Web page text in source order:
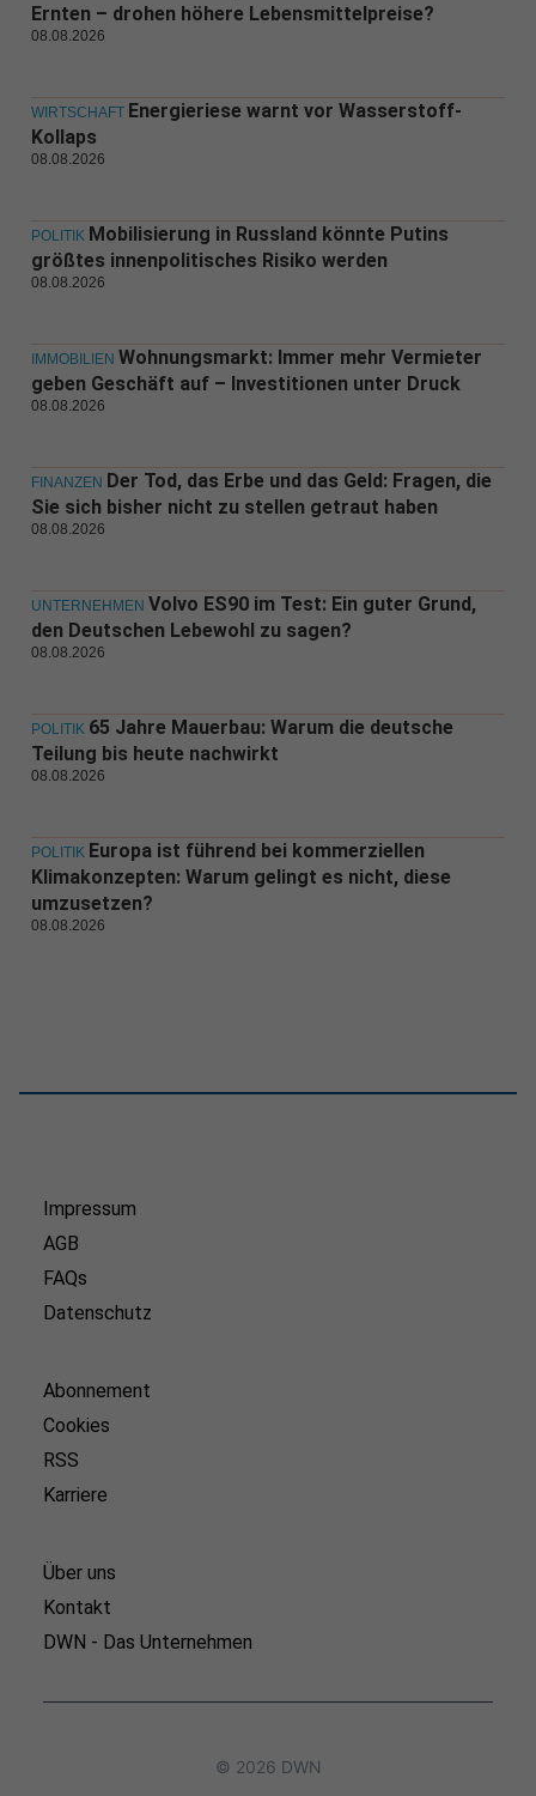
Ernten – drohen höhere Lebensmittelpreise?
08.08.2026
WIRTSCHAFT Energieriese warnt vor Wasserstoff-
Kollaps
08.08.2026
POLITIK Mobilisierung in Russland könnte Putins
größtes innenpolitisches Risiko werden
08.08.2026
IMMOBILIEN Wohnungsmarkt: Immer mehr Vermieter
geben Geschäft auf – Investitionen unter Druck
08.08.2026
FINANZEN Der Tod, das Erbe und das Geld: Fragen, die
Sie sich bisher nicht zu stellen getraut haben
08.08.2026
UNTERNEHMEN Volvo ES90 im Test: Ein guter Grund,
den Deutschen Lebewohl zu sagen?
08.08.2026
POLITIK 65 Jahre Mauerbau: Warum die deutsche
Teilung bis heute nachwirkt
08.08.2026
POLITIK Europa ist führend bei kommerziellen
Klimakonzepten: Warum gelingt es nicht, diese
umzusetzen?
08.08.2026
Impressum
AGB
FAQs
Datenschutz
Abonnement
Cookies
RSS
Karriere
Über uns
Kontakt
DWN - Das Unternehmen
© 2026 DWN